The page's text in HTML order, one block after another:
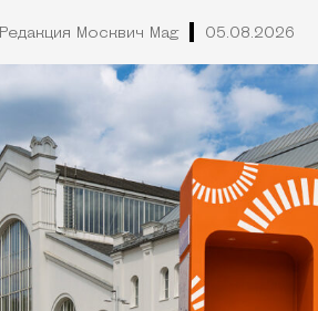
Редакция Москвич Mag 05.08.2026